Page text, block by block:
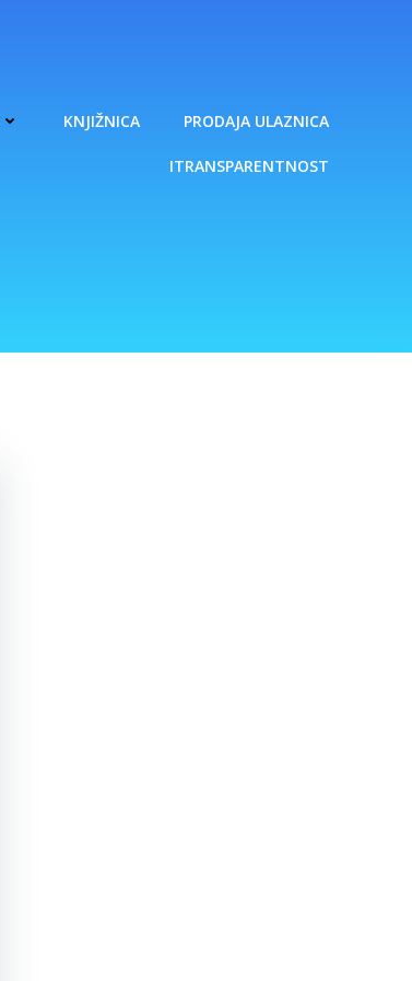
KNJIŽNICA PRODAJA ULAZNICA
ITRANSPARENTNOST